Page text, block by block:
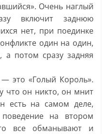
Очень наглый
включит заднюю
нет, при поединке
один на один,
а потом сразу задняя
— это «Голый Король».
что он никто, он мнит
есть на самом деле,
на втором
все обманывают и